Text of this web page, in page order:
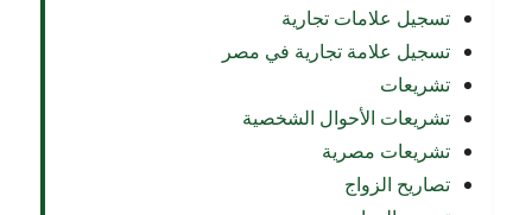
تسجيل علامات تجارية
تسجيل علامة تجارية في مصر
تشريعات
تشريعات الأحوال الشخصية
تشريعات مصرية
تصاريح الزواج